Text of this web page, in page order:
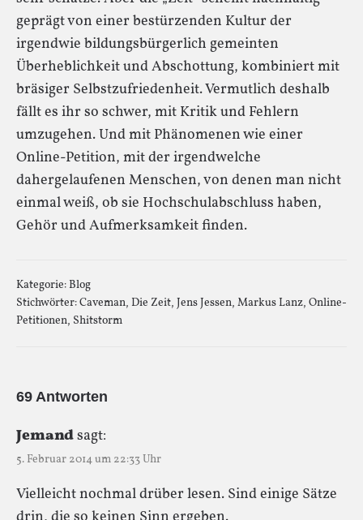
geprägt von einer bestürzenden Kultur der
irgendwie bildungsbürgerlich gemeinten
Überheblichkeit und Abschottung, kombiniert mit
bräsiger Selbstzufriedenheit. Vermutlich deshalb
fällt es ihr so schwer, mit Kritik und Fehlern
umzugehen. Und mit Phänomenen wie einer
Online-Petition, mit der irgendwelche
dahergelaufenen Menschen, von denen man nicht
einmal weiß, ob sie Hochschulabschluss haben,
Gehör und Aufmerksamkeit finden.
Kategorie:Blog
Stichwörter:Caveman, Die Zeit, Jens Jessen, Markus Lanz, Online-
Petitionen, Shitstorm
69 Antworten
Jemandsagt:
5. Februar 2014 um 22:33 Uhr
Vielleicht nochmal drüber lesen. Sind einige Sätze